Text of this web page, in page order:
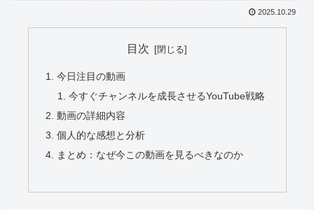
2025.10.29
目次
今日注目の動画
今すぐチャンネルを成長させるYouTube戦略
動画の詳細内容
個人的な感想と分析
まとめ：なぜ今この動画を見るべきなのか